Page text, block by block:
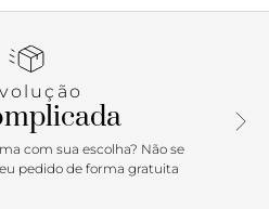
fina e fecho em zíper e
com sua escolha? Não se
pedido de forma gratuita